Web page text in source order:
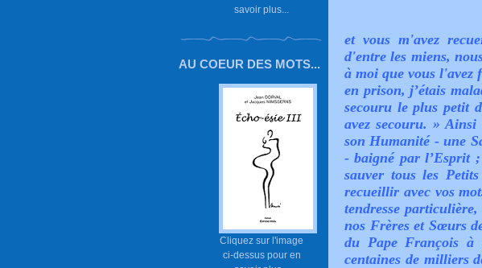
savoir plus...
AU COEUR DES MOTS...
Cliquez sur l'image
ci-dessus pour en
et vous m'avez
d'entre les miens,
à moi que vous l'avez
en prison, j’étais
secouru le plus petit
avez secouru. »
son Humanité - une
- baigné par l’Esprit
sauver tous les
recueillir avec vos
tendresse
nos Frères et Sœurs
du Pape François
centaines de milliers